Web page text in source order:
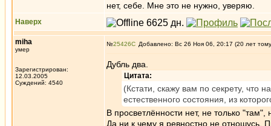
нет, себе. Мне это не нужно, уверяю.
Наверх
miha
умер
Зарегистрирован:
12.03.2005
Суждений: 4540
№25426 Добавлено: Вс 26 Ноя 06, 20:17 (20 лет
Дубль два.
Цитата:
(Кстати, скажу вам по секрету, что
естественного состояния, из
В просветлённости нет, не только
Да ни к чему я ревностно не отношусь.